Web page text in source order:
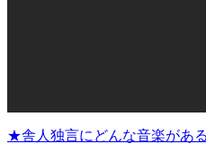
★舎人独言にどんな音楽があ